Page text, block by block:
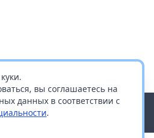
вы соглашаетесь на
данных в соответствии с
.